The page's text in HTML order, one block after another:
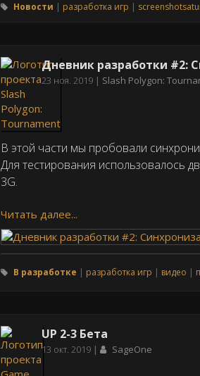
Новости разработка игр
Дневник разработки #2:
Дата
23 ноя. 2019 Slash Polygon:
В этой части мы пробовали
Для тестирования использовалось
3G.
Читать далее...
В разработке разработка игр видео
UP 2-3 Бета
Дата
13 окт. 2019 SageOne